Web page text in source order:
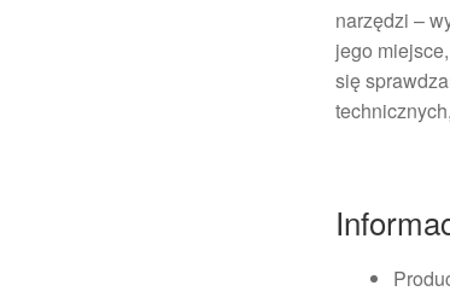
narzędzi –
jego
się